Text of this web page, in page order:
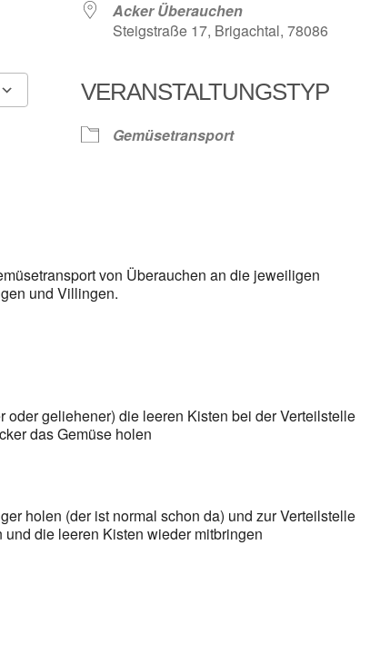
Google Kalender
Acker Überauchen
Steigstraße 17, Brigachtal, 78086
VERANSTALTUNGSTYP
Gemüsetransport
von Überauchen an die jeweiligen
und Villingen.
oder geliehener) die leeren Kisten bei der Verteilstelle
das Gemüse holen
holen (der ist normal schon da) und zur Verteilstelle
die leeren Kisten wieder mitbringen